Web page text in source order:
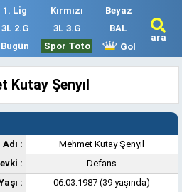
1. Lig Kırmızı
Beyaz
3L 2.G 3L 3.G
BAL
Bugün Spor Toto Gol
ara
Kutay Şenyıl
Adı :
Mehmet Kutay Şenyıl
:
Defans
:
06.03.1987 (39 yaşında)